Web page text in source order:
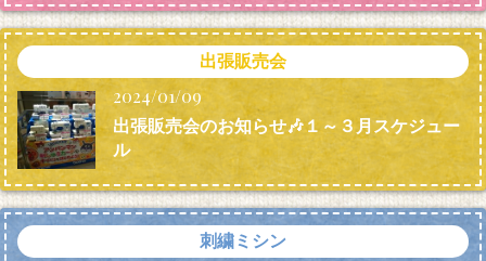
出張販売会
2024/01/09
出張販売会のお知らせ🎶１～３月スケジュー
ル
刺繍ミシン